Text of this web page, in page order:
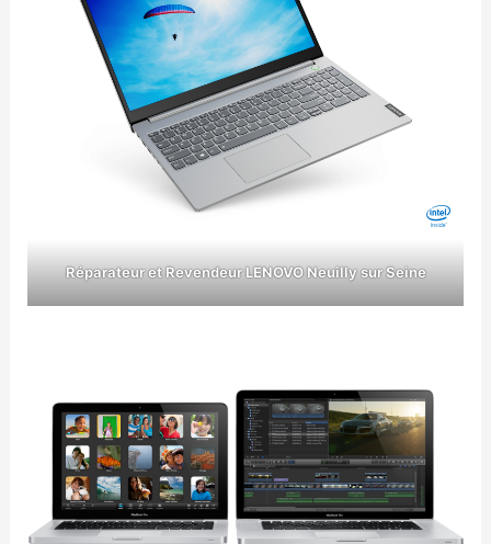
Réparateur et Revendeur LENOVO Neuilly sur Seine